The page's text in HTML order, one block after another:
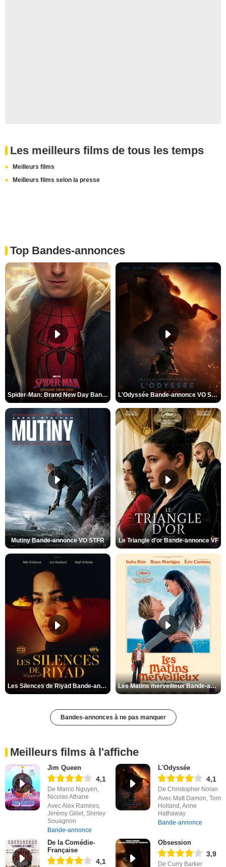
Les meilleurs films de tous les temps
Meilleurs films
Meilleurs films selon la presse
Top Bandes-annonces
Spider-Man: Brand New Day Bande-annonce VO STFR L'Odyssée Bande-annonce VO STFR
Mutiny Bande-annonce VO STFR Le Triangle d'or Bande-annonce VF
Les Silences de Riyad Bande-annonce VO STFR Les Matins merveilleux Bande-annonce VF
Bandes-annonces à ne pas manquer
Meilleurs films à l'affiche
Jim Queen
4,1
De Marco Nguyen,
Nicolas Athane
Avec Alex Ramires,
Jérémy Gillet, Shirley
Souagnon
Bande-annonce
L'Odyssée
4,1
De Christopher Nolan
Avec Matt Damon, Tom
Holland, Anne
Hathaway
Bande-annonce
De la Comédie-
Française
4,1
Obsession
3,9
De Curry Barker